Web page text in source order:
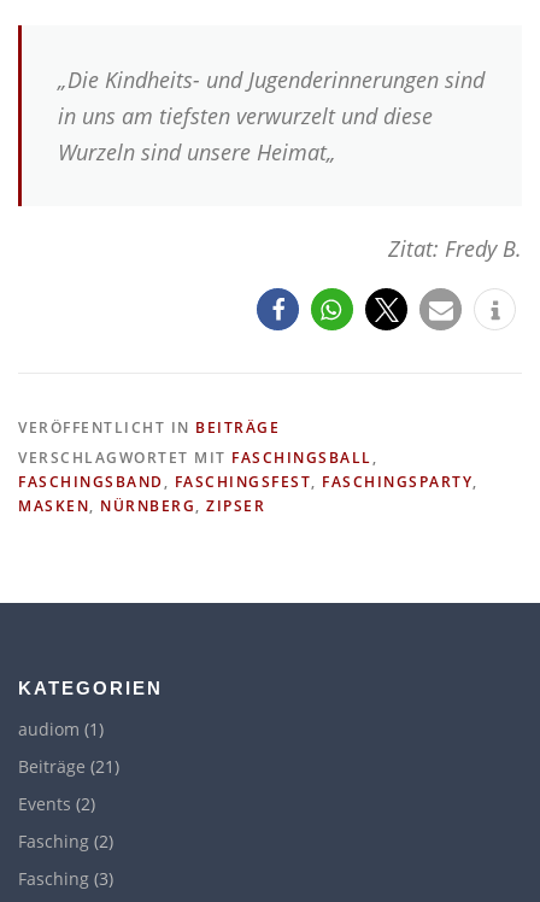
„Die Kindheits- und Jugenderinnerungen sind
in uns am tiefsten verwurzelt und diese
Wurzeln sind unsere Heimat„
Zitat: Fredy B.
VERÖFFENTLICHT IN BEITRÄGE
VERSCHLAGWORTET MIT FASCHINGSBALL,
FASCHINGSBAND , FASCHINGSFEST, FASCHINGSPARTY,
MASKEN, NÜRNBERG, ZIPSER
KATEGORIEN
audiom (1)
Beiträge (21)
Events (2)
Fasching (2)
Fasching (3)